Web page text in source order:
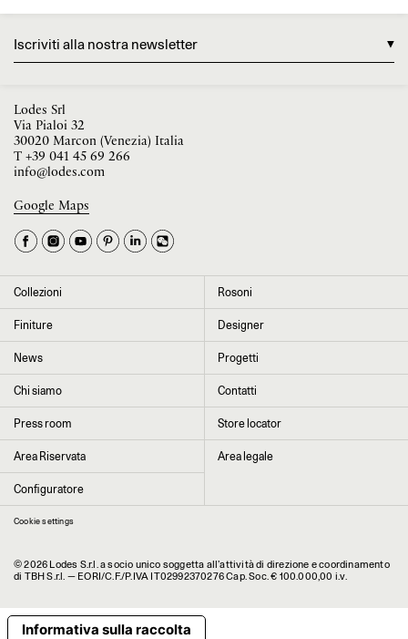
Iscriviti alla nostra newsletter
La tua occupazione è
Seleziona il paese ►
newsletter
Cliccando su “Invia” dichiaro di aver letto e accettato l’informativa Privacy
Lodes Srl
Via Pialoi 32
30020 Marcon (Venezia) Italia
T +39 041 45 69 266
info@lodes.com
Google Maps
Collezioni Rosoni
Finiture Designer
News Progetti
Chi siamo Contatti
Press room Store locator
Area Riservata Area legale
Configuratore
Cookie settings
© 2026 Lodes S.r.l. a socio unico soggetta all’attività di direzione e coordinamento
di TBH S.r.l. — EORI/C.F./P.IVA IT02992370276 Cap. Soc. € 100.000,00 i.v.
Informativa sulla raccolta